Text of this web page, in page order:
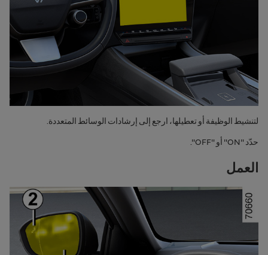
لتنشيط الوظيفة أو تعطيلها، ارجع إلى إرشادات الوسائط المتعددة.
حدّد "ON" أو "OFF
".
العمل